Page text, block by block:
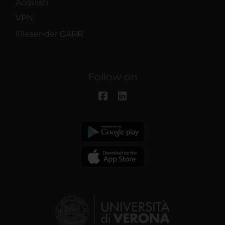
Acquisti
VPN
Filesender GARR
Follow on